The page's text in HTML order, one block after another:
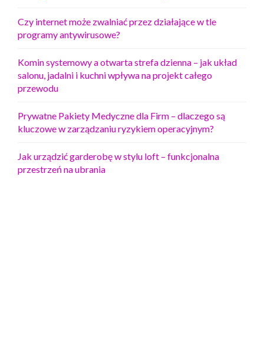
Czy internet może zwalniać przez działające w tle
programy antywirusowe?
Komin systemowy a otwarta strefa dzienna – jak układ
salonu, jadalni i kuchni wpływa na projekt całego
przewodu
Prywatne Pakiety Medyczne dla Firm – dlaczego są
kluczowe w zarządzaniu ryzykiem operacyjnym?
Jak urządzić garderobę w stylu loft – funkcjonalna
przestrzeń na ubrania